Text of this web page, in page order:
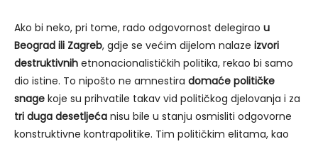
Ako bi neko, pri tome, rado odgovornost delegirao u
Beograd ili Zagreb, gdje se većim dijelom nalaze izvori
destruktivnih etnonacionalističkih politika, rekao bi samo
dio istine. To nipošto ne amnestira domaće političke
snage koje su prihvatile takav vid političkog djelovanja i za
tri duga desetljeća nisu bile u stanju osmisliti odgovorne
konstruktivne kontrapolitike. Tim političkim elitama, kao